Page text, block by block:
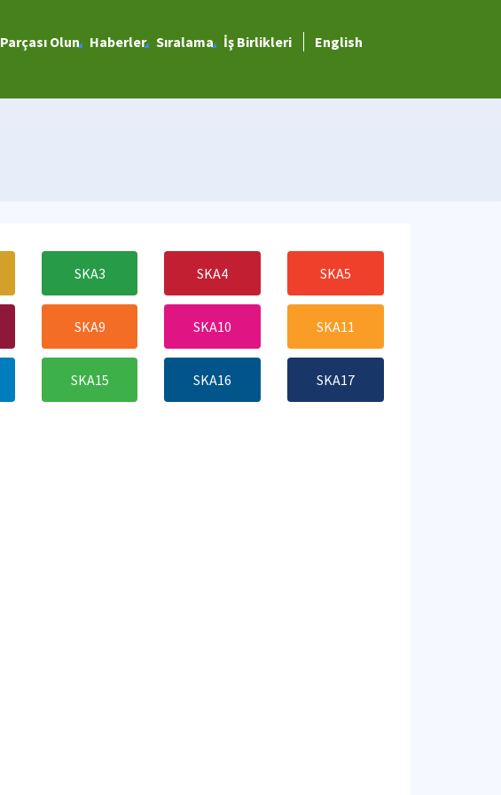
Parçası Olun Haberler Sıralama İş Birlikleri English
SKA3 SKA4 SKA5
SKA9 SKA10 SKA11
SKA15 SKA16 SKA17